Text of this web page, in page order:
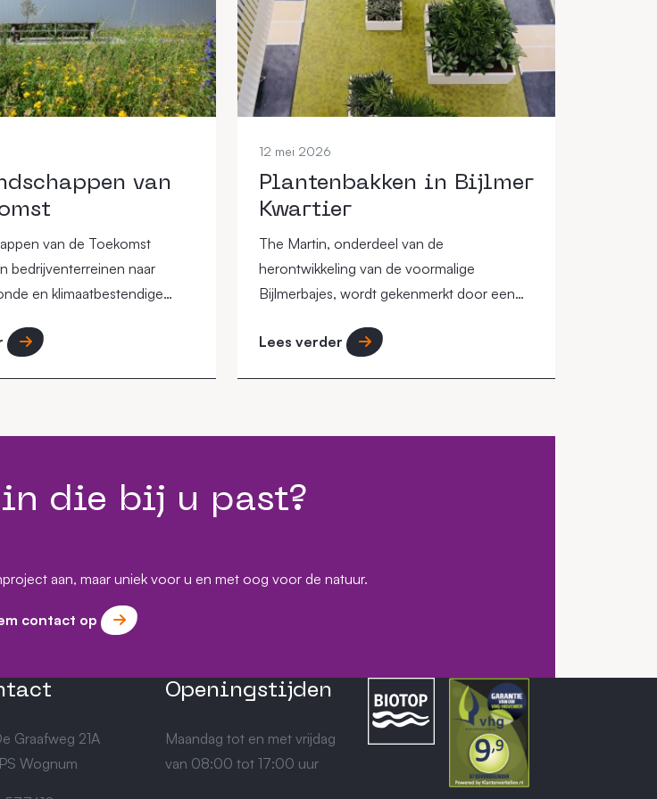
van
van de Toekomst
bedrijventerreinen naar
en klimaatbestendige
12 mei 2026
Plantenbakken in Bijlmer
Kwartier
The Martin, onderdeel van de
herontwikkeling van de voormalige
Bijlmerbajes, wordt gekenmerkt door een
"groene long" in de stad moet vormen.
Lees verder
die bij u past?
aan, maar uniek voor u en met oog voor de natuur.
contact op
Graafweg 21A
Wognum
Openingstijden
Maandag tot en met vrijdag
van 08:00 tot 17:00 uur